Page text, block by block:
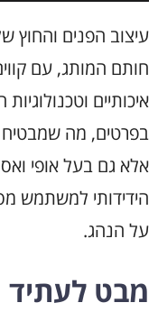
חותם המותג, עם
איכותיים
בפרטים, מה שמבטיח
אלא גם בעל אופי
הידידותי למשתמש
על הנהג.
מבט לעתיד